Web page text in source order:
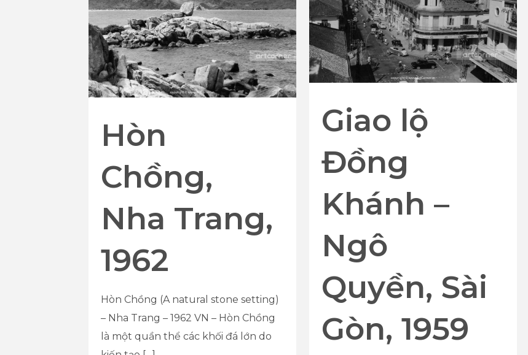
Giao lộ
Đồng
Khánh –
Ngô
Quyền, Sài
Gòn, 1959
Hòn
Chồng,
Nha Trang,
1962
Hòn Chồng (A natural stone setting)
– Nha Trang – 1962 VN – Hòn Chồng
là một quần thể các khối đá lớn do